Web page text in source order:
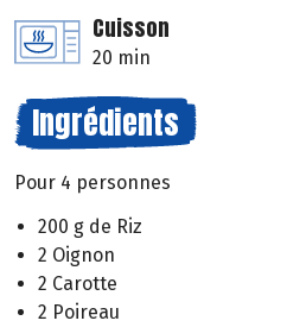
Cuisson
20 min
Ingrédients
Pour 4 personnes
200 g de Riz
2 Oignon
2 Carotte
2 Poireau